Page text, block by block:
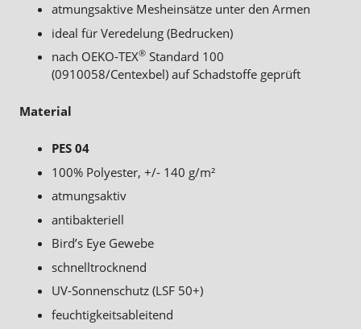
atmungsaktive Mesheinsätze unter den Armen
ideal für Veredelung (Bedrucken)
nach OEKO-TEX® Standard 100
(0910058/Centexbel) auf Schadstoffe geprüft
Material
PES 04
100% Polyester, +/- 140 g/m²
atmungsaktiv
antibakteriell
Bird’s Eye Gewebe
schnelltrocknend
UV-Sonnenschutz (LSF 50+)
feuchtigkeitsableitend